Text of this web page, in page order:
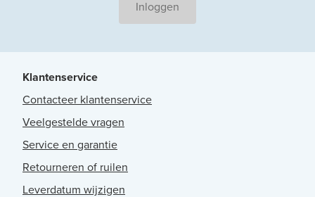
Inloggen
Klantenservice
Contacteer klantenservice
Veelgestelde vragen
Service en garantie
Retourneren of ruilen
Leverdatum wijzigen